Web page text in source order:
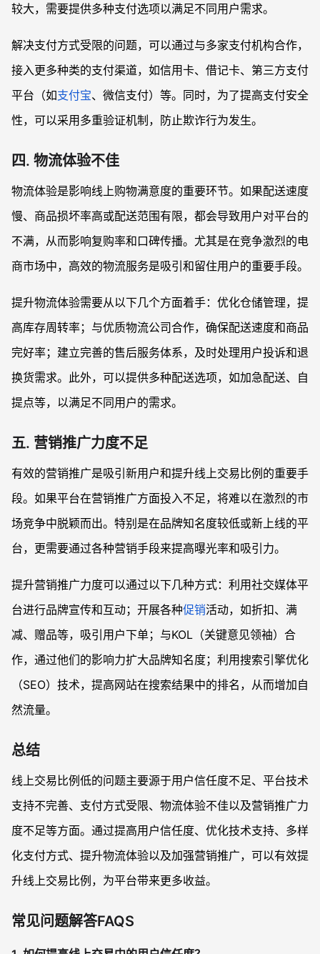
较大，需要提供多种支付选项以满足不同用户需求。
解决支付方式受限的问题，可以通过与多家支付机构合作，
接入更多种类的支付渠道，如信用卡、借记卡、第三方支付
平台（如支付宝、微信支付）等。同时，为了提高支付安全
性，可以采用多重验证机制，防止欺诈行为发生。
四. 物流体验不佳
物流体验是影响线上购物满意度的重要环节。如果配送速度
慢、商品损坏率高或配送范围有限，都会导致用户对平台的
不满，从而影响复购率和口碑传播。尤其是在竞争激烈的电
商市场中，高效的物流服务是吸引和留住用户的重要手段。
提升物流体验需要从以下几个方面着手：优化仓储管理，提
高库存周转率；与优质物流公司合作，确保配送速度和商品
完好率；建立完善的售后服务体系，及时处理用户投诉和退
换货需求。此外，可以提供多种配送选项，如加急配送、自
提点等，以满足不同用户的需求。
五. 营销推广力度不足
有效的营销推广是吸引新用户和提升线上交易比例的重要手
段。如果平台在营销推广方面投入不足，将难以在激烈的市
场竞争中脱颖而出。特别是在品牌知名度较低或新上线的平
台，更需要通过各种营销手段来提高曝光率和吸引力。
提升营销推广力度可以通过以下几种方式：利用社交媒体平
台进行品牌宣传和互动；开展各种促销活动，如折扣、满
减、赠品等，吸引用户下单；与KOL（关键意见领袖）合
作，通过他们的影响力扩大品牌知名度；利用搜索引擎优化
（SEO）技术，提高网站在搜索结果中的排名，从而增加自
然流量。
总结
线上交易比例低的问题主要源于用户信任度不足、平台技术
支持不完善、支付方式受限、物流体验不佳以及营销推广力
度不足等方面。通过提高用户信任度、优化技术支持、多样
化支付方式、提升物流体验以及加强营销推广，可以有效提
升线上交易比例，为平台带来更多收益。
常见问题解答FAQS